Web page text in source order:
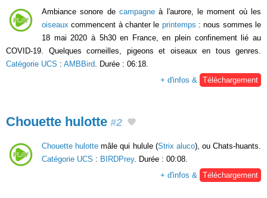
Ambiance sonore de campagne à l'aurore, le moment où les
oiseaux commencent à chanter le printemps : nous sommes le
18 mai 2020 à 5h30 en France, en plein confinement lié au
COVID-19. Quelques corneilles, pigeons et oiseaux en tous genres.
Catégorie UCS : AMBBird. Durée : 06:18.
+ d'infos & Téléchargement
Chouette hulotte #2
Chouette hulotte mâle qui hulule (Strix aluco), ou Chats-huants.
Catégorie UCS : BIRDPrey. Durée : 00:08.
+ d'infos &
Téléchargement